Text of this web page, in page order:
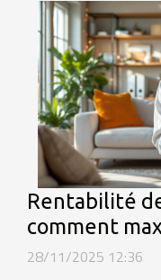
Rentabilité
comment
28/11/2025 12:36